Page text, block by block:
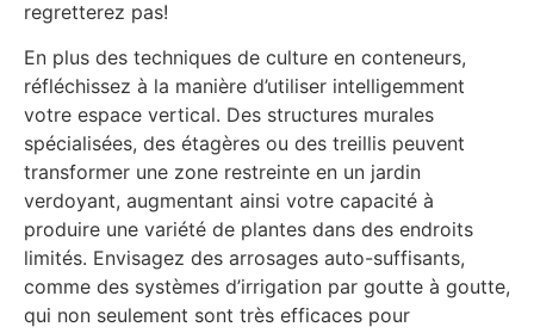
regretterez pas!
En plus des techniques de culture en conteneurs,
réfléchissez à la manière d’utiliser intelligemment
votre espace vertical. Des structures murales
spécialisées, des étagères ou des treillis peuvent
transformer une zone restreinte en un jardin
verdoyant, augmentant ainsi votre capacité à
produire une variété de plantes dans des endroits
limités. Envisagez des arrosages auto-suffisants,
comme des systèmes d’irrigation par goutte à goutte,
qui non seulement sont très efficaces pour